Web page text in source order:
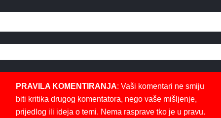
PRAVILA KOMENTIRANJA: Vaši komentari ne smiju
biti kritika drugog komentatora, nego vaše mišljenje,
prijedlog ili ideja o temi. Nema rasprave tko je u pravu.